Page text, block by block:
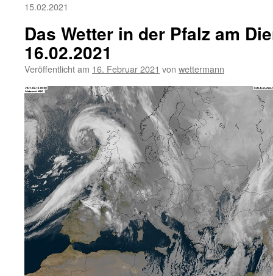
15.02.2021
Das Wetter in der Pfalz am
16.02.2021
Veröffentlicht am 16. Februar 2021 von wettermann